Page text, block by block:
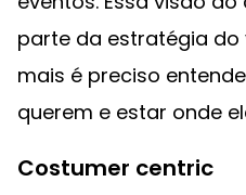
parte da estratégia do
mais é preciso
querem e estar onde
Costumer centric